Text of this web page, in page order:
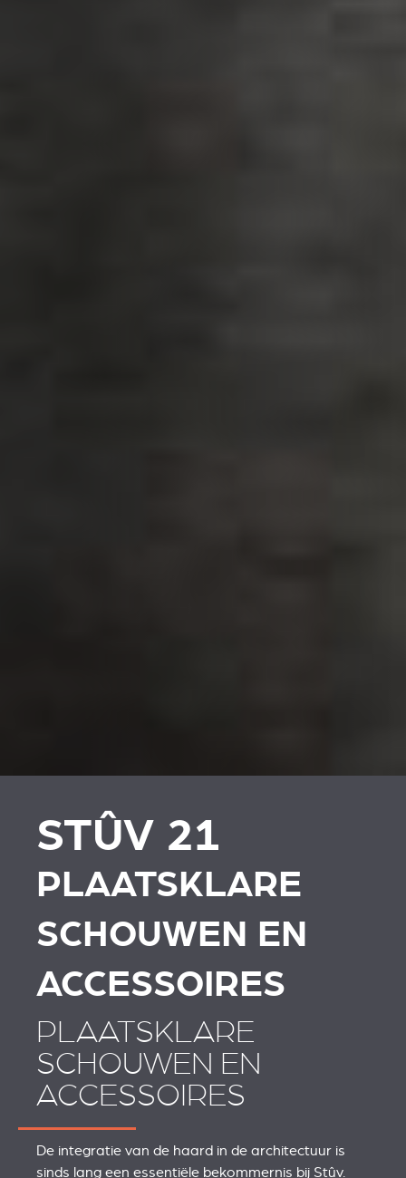
STÛV 21
PLAATSKLARE
SCHOUWEN EN
ACCESSOIRES
PLAATSKLARE
SCHOUWEN EN
ACCESSOIRES
De integratie van de haard in de architectuur is
sinds lang een essentiële bekommernis bij Stûv.
ACCESSOIRES
ACCESSOIRES VOOR